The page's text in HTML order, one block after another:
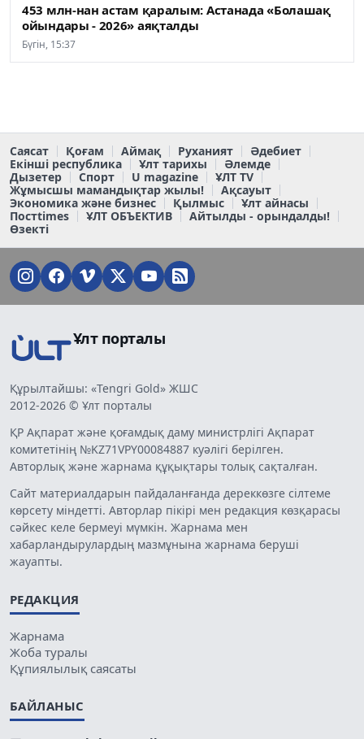
453 млн-нан астам қаралым: Астанада «Болашақ
ойындары - 2026» аяқталды
Бүгін, 15:37
Саясат Қоғам Аймақ Руханият
Әдебиет
Екінші республика
Ұлт тарихы
Әлемде
Дызетер
Спорт U magazine
ҰЛТ TV
Жұмысшы мамандықтар жылы!
Ақсауыт
Экономика және бизнес
Қылмыс
Ұлт айнасы
Постtimes
ҰЛТ ОБЪЕКТИВ
Айтылды - орындалды!
Өзекті
Ұлт порталы
Құрылтайшы: «Tengri Gold» ЖШС
2012-2026 © Ұлт порталы
ҚР Ақпарат және қоғамдық даму министрлігі Ақпарат
комитетінің №KZ71VPY00084887 куәлігі берілген.
Авторлық және жарнама құқықтары толық сақталған.
Сайт материалдарын пайдаланғанда дереккөзге сілтеме
көрсету міндетті. Авторлар пікірі мен редакция көзқарасы
сәйкес келе бермеуі мүмкін. Жарнама мен
хабарландырулардың мазмұнына жарнама беруші
жауапты.
РЕДАКЦИЯ
Жарнама
Жоба туралы
Құпиялылық саясаты
БАЙЛАНЫС